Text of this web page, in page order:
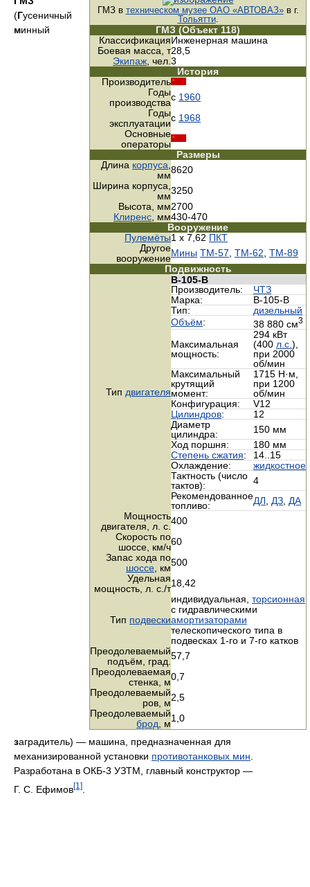
ГМЗ в техническом музее ОАО «АВТОВАЗ»в г.
Тольятти.
ГМЗ (Объект 118)
КлассификацияИнженерная машина
Боевая масса, т28,5
Экипаж , чел. 3
История
Производитель
Годы
производствас 1960
Годы
эксплуатациис 1968
Основные
операторы
Размеры
Длина корпуса
мм8620
Ширина корпуса,
мм3250
Высота, мм2700
Клиренс , мм430-470
Вооружение
Пулемёты1 х 7,62 ПКТ
Другое
вооружениеМины ТМ-57 ТМ-62 ТМ-89
Подвижность
Тип двигателя
В-105-В
Производитель:
ЧТЗ
Марка:
В-105-В
Тип:
дизельный
Объём: 38 880 см3
Максимальная
мощность:
294 кВт
(400 л.с. ),
при 2000
об/мин
Максимальный
крутящий
момент:
1715 Н·м,
при 1200
об/мин
Конфигурация:
V12
Цилиндров:
12
Диаметр
цилиндра:
150 мм
Ход поршня:
180 мм
Cтепень сжатия:
14..15
Охлаждение:
жидкостное
Тактность (число
тактов):
4
Рекомендованное
топливо:
ДЛ ДЗ ДА
Мощность
двигателя, л. с. 400
Скорость по
шоссе, км/ч60
Запас хода по
шоссе , км500
Удельная
мощность, л. с./т18,42
Тип подвески
индивидуальная, торсионная
с гидравлическими
амортизаторами
телескопического типа в
подвесках 1-го и 7-го катков
Преодолеваемый
подъём, град. 57,7
Преодолеваемая
стенка, м0,7
Преодолеваемый
ров, м2,5
Преодолеваемый
брод , м1,0
(Гусеничный
минный
заградитель) — машина, предназначенная для
механизированной установки противотанковых мин
Разработана в ОКБ-3 УЗТМ, главный конструктор —
Г. С. Ефимов[1]